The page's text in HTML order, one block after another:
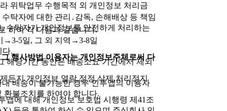
하여 각 다음과 같습니다.
→3-5일, 그 외 지역→3-8일
다.
해당기간 동안은 배송소요 기간에서 제외
배송이 불가능한 경우 인투앱의 이용자
환불조치를 하여야 합니다.
위탁업무 수행목적 외 개인정보 처리금
탁자에 대한 관리․감독, 손해배상 등 책임
수탁자가 개인정보를 안전하게 처리하는
행사방법 이용자는 개인정보주체로써 다
든지 개인정보 열람,정정,삭제,처리정지
에 대해 개인정보 보호법 시행령 제41조